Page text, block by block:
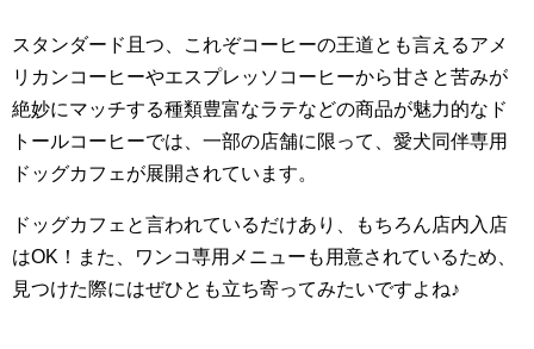
スタンダード且つ、これぞコーヒーの王道とも言えるアメ
リカンコーヒーやエスプレッソコーヒーから甘さと苦みが
絶妙にマッチする種類豊富なラテなどの商品が魅力的なド
トールコーヒーでは、一部の店舗に限って、愛犬同伴専用
ドッグカフェが展開されています。
ドッグカフェと言われているだけあり、もちろん店内入店
はOK！また、ワンコ専用メニューも用意されているため、
見つけた際にはぜひとも立ち寄ってみたいですよね♪